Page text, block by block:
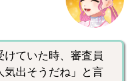
ていた時、審査員
気出そうだね」と言